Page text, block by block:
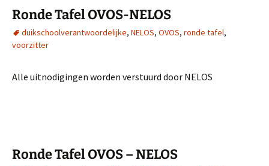
Ronde Tafel OVOS-NELOS
duikschoolverantwoordelijke, NELOS, OVOS, ronde tafel,
voorzitter
Alle uitnodigingen worden verstuurd door NELOS
Ronde Tafel OVOS – NELOS